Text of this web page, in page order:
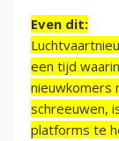
Even dit:
een tijd
nieuwkomers
schreeuwen,
platforms te